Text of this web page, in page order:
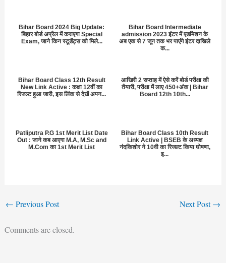
Bihar Board 2024 Big Update:
बिहार बोर्ड अप्रैल में कराएगा Special
Exam, जाने किन स्टूडेंट्स को मिले...
Bihar Board Intermediate
admission 2023 इंटर में एडमिशन के
अब एक से 7 जून तक भर पाएंगे इंटर दाखिले
क...
Bihar Board Class 12th Result
New Link Active : कक्षा 12वीं का
रिजल्ट हुआ जारी, इस लिंक से देखें अपन...
आखिरी 2 सप्ताह में ऐसे करें बोर्ड परीक्षा की
तैयारी, परीक्षा में लाए 450+अंक | Bihar
Board 12th 10th...
Patliputra P.G 1st Merit List Date
Out : जाने कब आएगा M.A, M.Sc and
M.Com का 1st Merit List
Bihar Board Class 10th Result
Link Active | BSEB के अध्यक्ष
नंदकिशोर ने 10वी का रिजल्ट किया घोषणा,
इ...
← Previous Post Next Post→
Comments are closed.